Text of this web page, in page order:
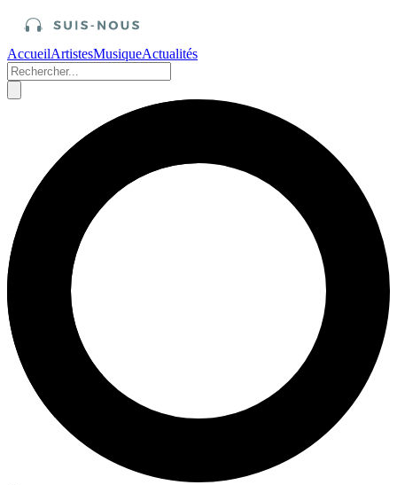
AccueilArtistesMusiqueActualités